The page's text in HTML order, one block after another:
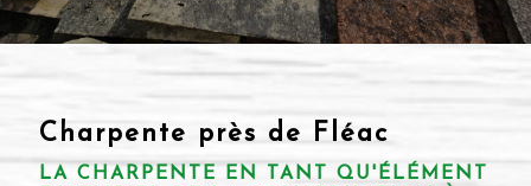
Charpente près de Fléac
LA CHARPENTE EN TANT QU'ÉLÉMENT